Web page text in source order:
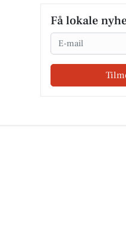
Få lokale
Email